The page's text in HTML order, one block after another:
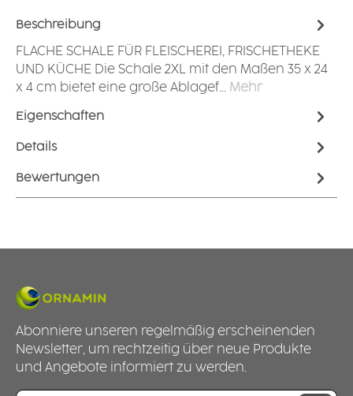
Beschreibung
FLACHE SCHALE FÜR FLEISCHEREI, FRISCHETHEKE
UND KÜCHE Die Schale 2XL mit den Maßen 35 x 24
x 4 cm bietet eine große Ablagef… Mehr
Eigenschaften
Details
Bewertungen
Abonniere unseren regelmäßig erscheinenden
Newsletter, um rechtzeitig über neue Produkte
und Angebote informiert zu werden.